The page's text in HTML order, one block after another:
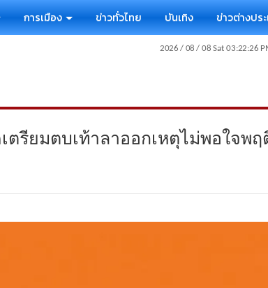
การเมือง ข่าวทั่วไทย บันเทิง ข่าวต่างปร
ตรียมตบเท้าลาออกเหตุไม่พอใจพ